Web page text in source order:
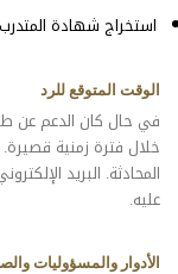
استخراج شهادة
الوقت المتوقع للرد
في حال كان الدعم عن
خلال فترة زمنية
عليه.
الأدوار والمسؤوليات